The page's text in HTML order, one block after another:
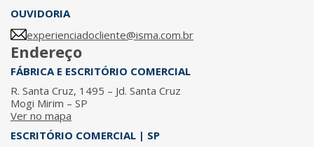
OUVIDORIA
experienciadocliente@isma.com.br
Endereço
FÁBRICA E ESCRITÓRIO COMERCIAL
R. Santa Cruz, 1495 – Jd. Santa Cruz
Mogi Mirim – SP
Ver no mapa
ESCRITÓRIO COMERCIAL | SP